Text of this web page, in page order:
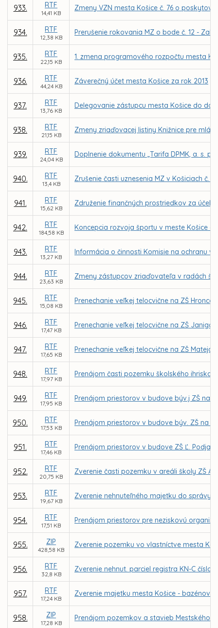
933. RTF
14,41 KB
Zmeny VZN mesta Košice č. 76 o
934. RTF
12,38 KB
Prerušenie rokovania MZ o bode č. 12 -
935. RTF
22,15 KB
1. zmena programového rozpočtu mesta
936. RTF
44,24 KB
Záverečný účet mesta Košice za rok 2013
937. RTF
13,76 KB
Delegovanie zástupcu mesta Košice do
938. RTF
21,15 KB
Zmeny zriaďovacej listiny Knižnice pre
939. RTF
24,04 KB
Doplnenie dokumentu „Tarifa DPMK, a. s.
940. RTF
13,4 KB
Zrušenie časti uznesenia MZ v Košiciach č.
941. RTF
15,62 KB
Združenie finančných prostriedkov za
942. RTF
184,58 KB
Koncepcia rozvoja športu v meste Košice
943. RTF
13,27 KB
Informácia o činnosti Komisie na ochranu
944. RTF
23,63 KB
Zmeny zástupcov zriaďovateľa v radách
945. RTF
15,08 KB
Prenechanie veľkej telocvične na ZŠ
946. RTF
17,47 KB
Prenechanie veľkej telocvične na ZŠ
947. RTF
17,65 KB
Prenechanie veľkej telocvične na ZŠ
948. RTF
17,97 KB
Prenájom časti pozemku školského ihriska
949. RTF
17,95 KB
Prenájom priestorov v budove býv.j ZŠ na
950. RTF
17,53 KB
Prenájom priestorov v budove býv. ZŠ na
951. RTF
17,46 KB
Prenájom priestorov v budove ZŠ Ľ.
952. RTF
20,75 KB
Zverenie časti pozemku v areáli školy ZŠ
953. RTF
19,67 KB
Zverenie nehnuteľného majetku do správy
954. RTF
17,51 KB
Prenájom priestorov pre neziskovú
955. ZIP
428,58 KB
Zverenie pozemku vo vlastníctve mesta
956. RTF
32,8 KB
Zverenie nehnut. parciel registra KN-C
957. RTF
17,24 KB
Zverenie majetku mesta Košice -
958. ZIP
17,28 KB
Prenájom pozemkov a stavieb Mestského